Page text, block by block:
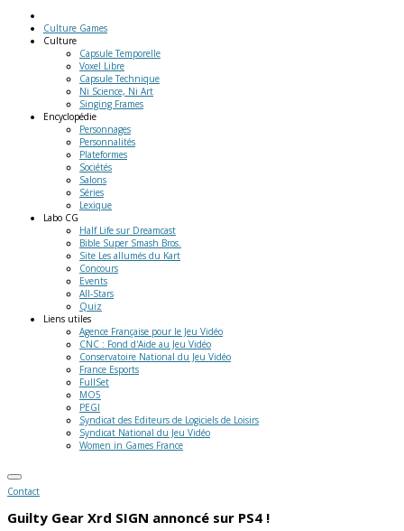
Culture Games
Culture
Capsule Temporelle
Voxel Libre
Capsule Technique
Ni Science, Ni Art
Singing Frames
Encyclopédie
Personnages
Personnalités
Plateformes
Sociétés
Salons
Séries
Lexique
Labo CG
Half Life sur Dreamcast
Bible Super Smash Bros.
Site Les allumés du Kart
Concours
Events
All-Stars
Quiz
Liens utiles
Agence Française pour le Jeu Vidéo
CNC : Fond d'Aide au Jeu Vidéo
Conservatoire National du Jeu Vidéo
France Esports
FullSet
MO5
PEGI
Syndicat des Editeurs de Logiciels de Loisirs
Syndicat National du Jeu Vidéo
Women in Games France
Contact
Guilty Gear Xrd SIGN annoncé sur PS4 !